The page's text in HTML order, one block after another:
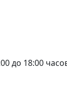
до 18:00